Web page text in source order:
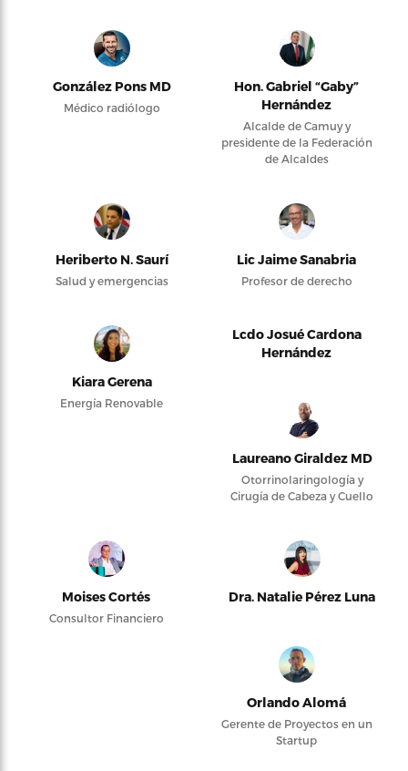
González Pons MD
Médico radiólogo
Hon. Gabriel “Gaby”
Hernández
Alcalde de Camuy y
presidente de la Federación
de Alcaldes
Heriberto N. Saurí
Salud y emergencias
Lic Jaime Sanabria
Profesor de derecho
Kiara Gerena
Energía Renovable
Lcdo Josué Cardona
Hernández
Laureano Giraldez MD
Otorrinolaringología y
Cirugía de Cabeza y Cuello
Moises Cortés
Consultor Financiero
Dra. Natalie Pérez Luna
Orlando Alomá
Gerente de Proyectos en un
Startup